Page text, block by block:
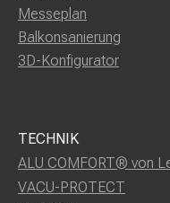
Messeplan
Balkonsanierung
3D-Konfigurator
TECHNIK
ALU COMFORT® von
VACU-PROTECT